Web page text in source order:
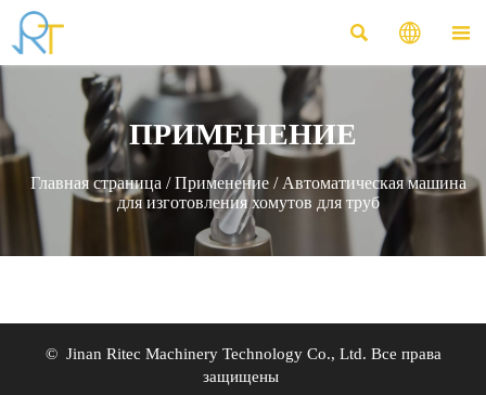
  
ПРИМЕНЕНИЕ
Главная страница /Применение / Автоматическая машина
для изготовления хомутов для труб
© Jinan Ritec Machinery Technology Co., Ltd. Все права
защищены